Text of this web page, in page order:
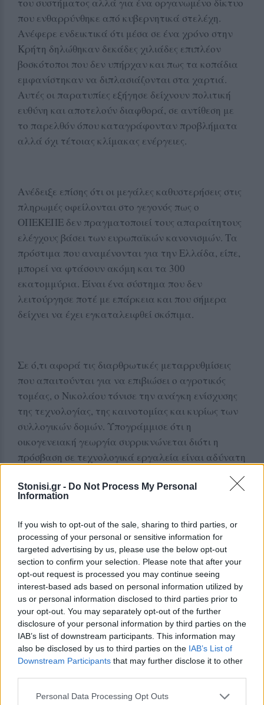
Stonisi.gr - Do Not Process My Personal
Information
If you wish to opt-out of the sale, sharing to third parties, or
processing of your personal or sensitive information for
targeted advertising by us, please use the below opt-out
section to confirm your selection. Please note that after your
opt-out request is processed you may continue seeing
interest-based ads based on personal information utilized by
us or personal information disclosed to third parties prior to
your opt-out. You may separately opt-out of the further
disclosure of your personal information by third parties on the
IAB’s list of downstream participants. This information may
also be disclosed by us to third parties on the IAB’s List of
Downstream Participants that may further disclose it to other
Personal Data Processing Opt Outs
που ενθαρρύνθηκε από κυβερνητικά στελέχη.
Ανέφερε ενδεικτικά ότι μέσα σε ένα χρόνο στην
Κρήτη δηλώθηκαν δεκάδες χιλιάδες επιπλέον
βοσκότοποι που δεν υπήρχαν και πως τα κοπάδια
εμφανίστηκαν να διπλασιάζονται στα χαρτιά.
Αυτές οι παρατυπίες εξήγησε δείχνουν πολιτική
ευθύνη και αποτελούν διαφθορά, σε αντίθεση με
το παρελθόν όπου καταγράφονταν προβλήματα
αλλά όχι τέτοιας κλίμακας ενέργειες.
Ανέδειξε επίσης ότι οι μεγάλες καθυστερήσεις στις
πληρωμές οφείλονται στο γεγονός πως ο
ΟΠΕΚΕΠΕ δεν πραγματοποιεί τους απαραίτητους
ελέγχους βάσει των ευρωπαϊκών κανονισμών. Τα
πρόστιμα που αναμένονται για την Ελλάδα, είπε,
μπορεί να φτάσουν ακόμη και τα 300
εκατομμύρια. Είναι ένα σύστημα που δεν
λειτούργησε ποτέ με επάρκεια και που σήμερα
δείχνει να έχει εγκαταλειφθεί σκόπιμα.
Σε ό,τι αφορά τις διαρθρωτικές μεταρρυθμίσεις
που απαιτούνται για να επιβιώσει ο αγροτικός
τομέας, ο Νικολάου τόνισε την ανάγκη ενίσχυσης
της τεχνολογίας, της καινοτομίας και κυρίως των
συλλογικών δομών. Υπογράμμισε ότι η
οικογενειακή γεωργία συρρικνώνεται διότι η
πρόσβαση σε τεχνολογικά εργαλεία είναι αδύνατη
επωφελούνται. Εξήγησε ότι οι συνεταιρισμοί
πρέπει να συμμετέχουν σε ολόκληρη την αλυσίδα
της αγοράς από τη συσκευασία έως την εμπορία
ώστε ο παραγωγός να έχει έσοδα και εκτός
χωραφιού. Ταυτόχρονα πρέπει να ενισχυθούν τα
προγράμματα νέων αγροτών, να βελτιωθούν οι
υποδομές της υπαίθρου και να δοθούν κίνητρα για
να παραμείνουν νέοι άνθρωποι στον αγροτικό
χώρο.
Να αυξηθεί η χρηματοδότηση της αγροτικής
παραγωγής στα νησιά
Ειδικά για τα νησιά του Αιγαίου υπογράμμισε ότι